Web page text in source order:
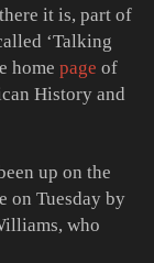
it is, part of
‘Talking
home page of
History and
up on the
on Tuesday by
who